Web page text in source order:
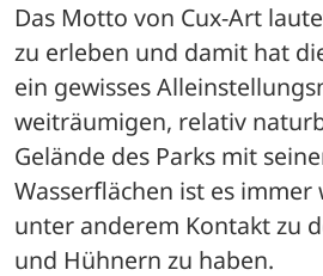
Das Motto von Cux-Art
zu erleben und damit hat
ein gewisses
weiträumigen, relativ
Gelände des Parks mit
Wasserflächen ist es
unter anderem Kontakt zu
und Hühnern zu haben.